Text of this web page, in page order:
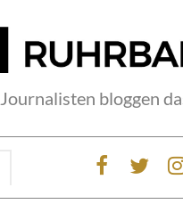
Journalisten bloggen